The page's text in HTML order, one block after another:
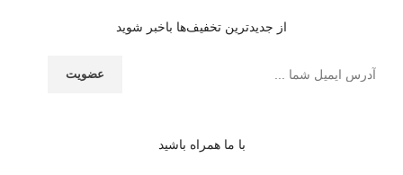
از جدیدترین تخفیف‌ها باخبر شوید
با ما همراه باشید